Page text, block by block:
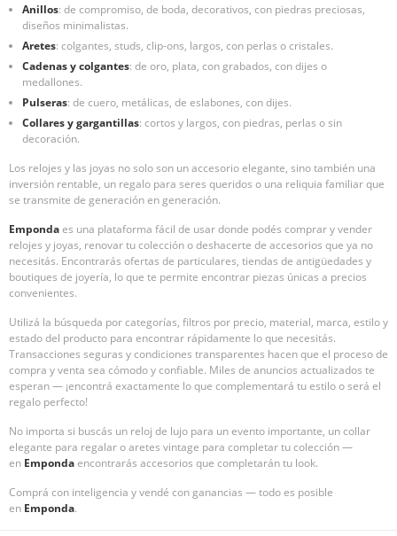
Anillos: de compromiso, de boda, decorativos, con piedras preciosas,
diseños minimalistas.
Aretes: colgantes, studs, clip-ons, largos, con perlas o cristales.
Cadenas y colgantes: de oro, plata, con grabados, con dijes o
medallones.
Pulseras: de cuero, metálicas, de eslabones, con dijes.
Collares y gargantillas: cortos y largos, con piedras, perlas o sin
decoración.
Los relojes y las joyas no solo son un accesorio elegante, sino también una
inversión rentable, un regalo para seres queridos o una reliquia familiar que
se transmite de generación en generación.
Empondaes una plataforma fácil de usar donde podés comprar y vender
relojes y joyas, renovar tu colección o deshacerte de accesorios que ya no
necesitás. Encontrarás ofertas de particulares, tiendas de antigüedades y
boutiques de joyería, lo que te permite encontrar piezas únicas a precios
convenientes.
Utilizá la búsqueda por categorías, filtros por precio, material, marca, estilo y
estado del producto para encontrar rápidamente lo que necesitás.
Transacciones seguras y condiciones transparentes hacen que el proceso de
compra y venta sea cómodo y confiable. Miles de anuncios actualizados te
esperan — ¡encontrá exactamente lo que complementará tu estilo o será el
regalo perfecto!
No importa si buscás un reloj de lujo para un evento importante, un collar
elegante para regalar o aretes vintage para completar tu colección —
en Empondaencontrarás accesorios que completarán tu look.
Comprá con inteligencia y vendé con ganancias — todo es posible
en Emponda.